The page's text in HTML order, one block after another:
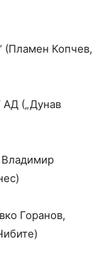
(Пламен Копчев,
АД („Дунав
Владимир
Горанов,